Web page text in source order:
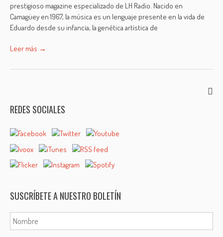
prestigioso magazine especializado de LH Radio. Nacido en
Camagüey en 1967, la música es un lenguaje presente en la vida de
Eduardo desde su infancia, la genética artística de
Leer más →
REDES SOCIALES
SUSCRÍBETE A NUESTRO BOLETÍN